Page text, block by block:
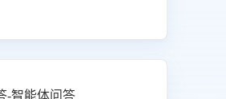
-智能体问答